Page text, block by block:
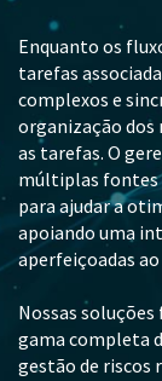
Enquanto os
tarefas
complexos e
organização dos
as tarefas. O
múltiplas fontes
para ajudar a
apoiando uma
aperfeiçoadas
Nossas
gama completa
gestão de riscos